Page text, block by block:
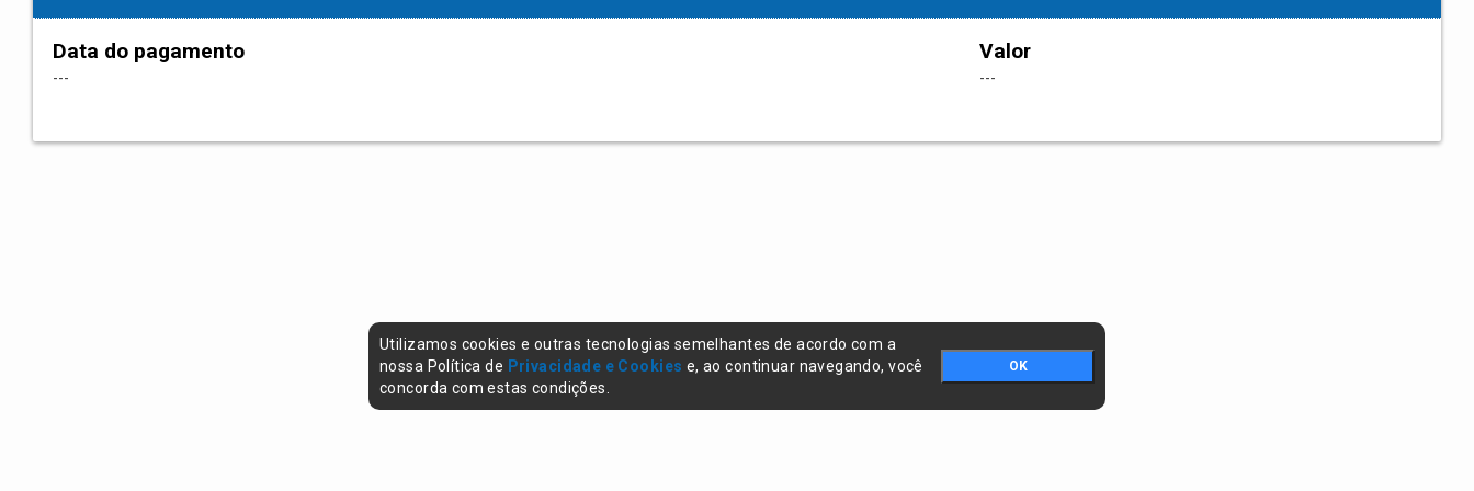
Data do pagamento
---
Valor
---
Utilizamos cookies e outras tecnologias semelhantes de acordo com a
nossa Política de Privacidade e Cookies e, ao continuar navegando, você
concorda com estas condições.
OK